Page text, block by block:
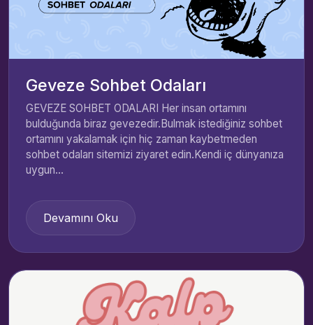
Geveze Sohbet Odaları
GEVEZE SOHBET ODALARI Her insan ortamını
bulduğunda biraz gevezedir.Bulmak istediğiniz sohbet
ortamını yakalamak için hiç zaman kaybetmeden
sohbet odaları sitemizi ziyaret edin.Kendi iç dünyanıza
uygun...
Devamını Oku